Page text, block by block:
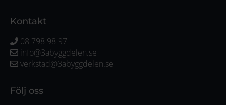
Kontakt
08 798 98 97
info@3abyggdelen.se
verkstad@3abyggdelen.se
Följ oss